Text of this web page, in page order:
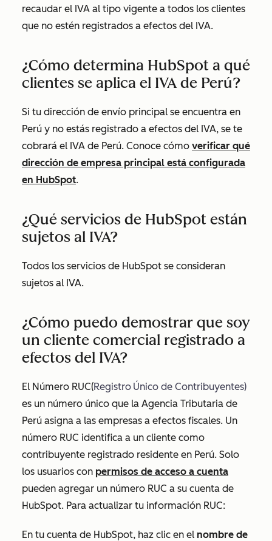
recaudar el IVA al tipo vigente a todos los clientes
que no estén registrados a efectos del IVA.
¿Cómo determina HubSpot a qué
clientes se aplica el IVA de Perú?
Si tu dirección de envío principal se encuentra en
Perú y no estás registrado a efectos del IVA, se te
cobrará el IVA de Perú. Conoce cómo verificar qué
dirección de empresa principal está configurada
en HubSpot.
¿Qué servicios de HubSpot están
sujetos al IVA?
Todos los servicios de HubSpot se consideran
sujetos al IVA.
¿Cómo puedo demostrar que soy
un cliente comercial registrado a
efectos del IVA?
El Número RUC(Registro Único de Contribuyentes)
es un número único que la Agencia Tributaria de
Perú asigna a las empresas a efectos fiscales. Un
número RUC identifica a un cliente como
contribuyente registrado residente en Perú. Solo
los usuarios con permisos de acceso a cuenta
pueden agregar un número RUC a su cuenta de
HubSpot. Para actualizar tu información RUC:
En tu cuenta de HubSpot, haz clic en el nombre de